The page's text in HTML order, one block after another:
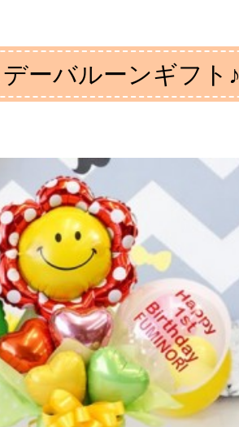
ーバルーンギフト♪